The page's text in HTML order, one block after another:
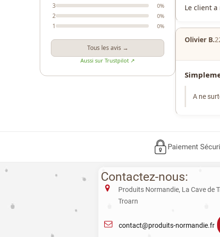
3 0%
2 0%
1 0%
Tous les avis →
Aussi sur Trustpilot ↗
Le client
Olivier B.
A ne
Paiement
Contactez-nous:
Produits Normandie, La Cave de
Troarn
contact@produits-normandie.fr